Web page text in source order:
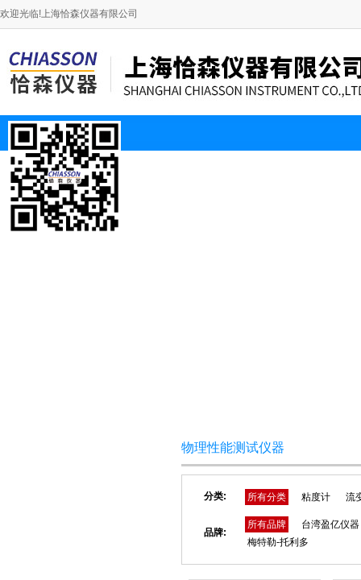
欢迎光临!上海恰森仪器有限公司
物理性能测试仪器
分类: 所有分类 粘度计 流
品牌:
所有品牌
台湾盈亿仪器
梅特勒-托利多